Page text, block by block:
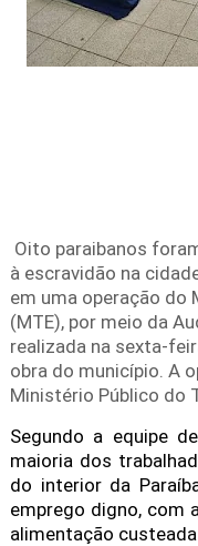
Oito paraibanos
à escravidão na
em uma operação do
(MTE), por meio da
realizada na sexta-
obra do município. A
Ministério Público do
Segundo a equipe
maioria dos
do interior da
emprego digno, com
alimentação